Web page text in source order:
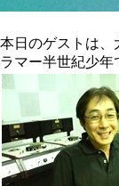
本日のゲストは、
ラマー半世紀少年